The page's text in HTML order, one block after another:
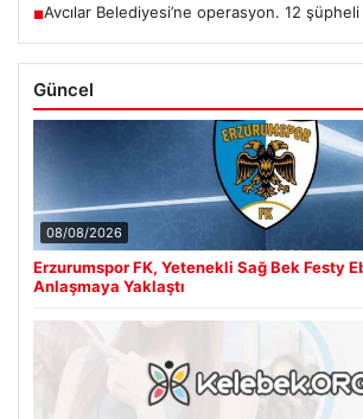
■Avcılar Belediyesi’ne operasyon. 12 şüpheli
Güncel
08/08/2026
Erzurumspor FK, Yetenekli Sağ Bek Festy
Anlaşmaya Yaklaştı